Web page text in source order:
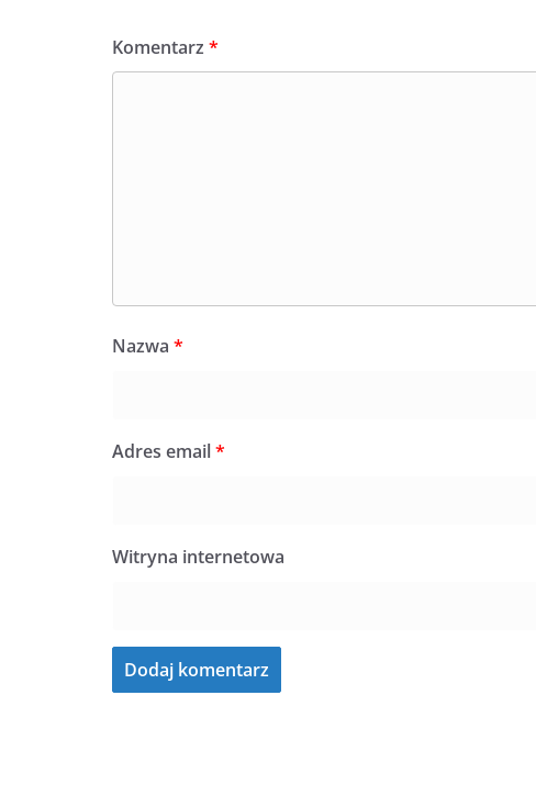
Komentarz *
Nazwa *
Adres email*
Witryna internetowa